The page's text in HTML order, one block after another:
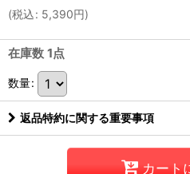
(税込: 5,390円)
在庫数 1点
数量:
返品特約に関する重要事項
カート